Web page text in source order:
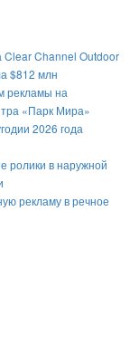
Clear Channel Outdoor
$812 млн
рекламы на
«Парк Мира»
2026 года
ролики в наружной
рекламу в речное